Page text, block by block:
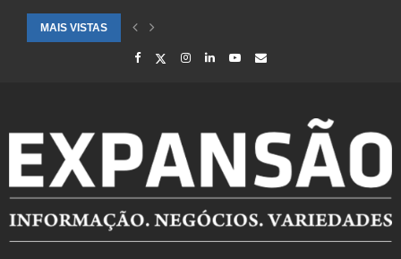
MAIS VISTAS
CIDADES ATENDIDAS PELO SEBRAE RS SÃO DESTAQUE EM